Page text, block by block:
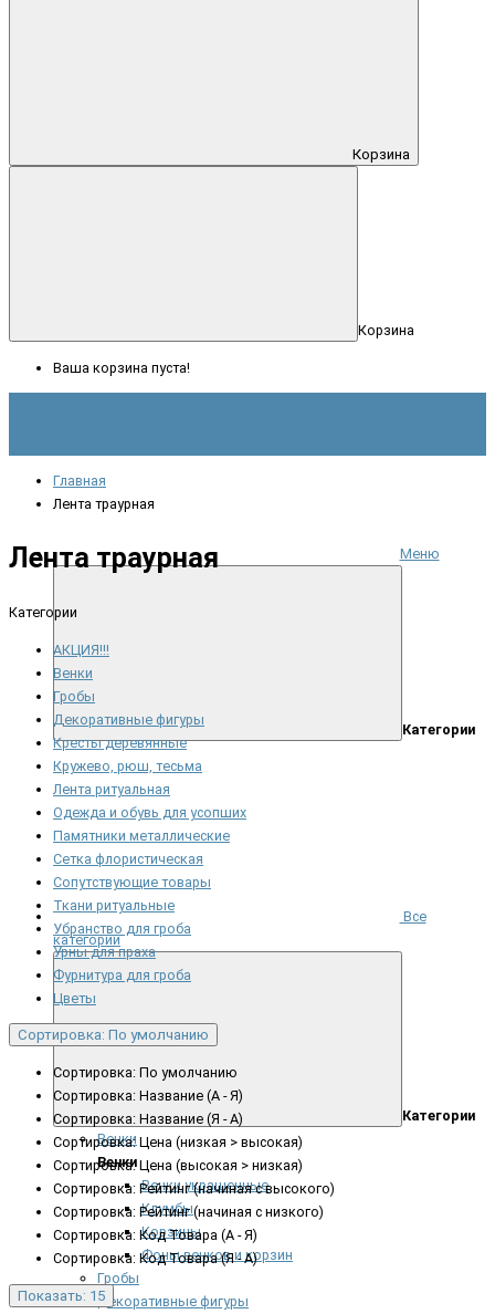
Корзина
Корзина
Ваша корзина пуста!
Меню
Категории
Все
категории
Категории
Венки
Венки
Венки украшенные
Клумбы
Корзины
Фоны венков и корзин
Гробы
Декоративные фигуры
Главная
Лента траурная
Лента траурная
Категории
АКЦИЯ!!!
Венки
Гробы
Декоративные фигуры
Кресты деревянные
Кружево, рюш, тесьма
Лента ритуальная
Одежда и обувь для усопших
Памятники металлические
Сетка флористическая
Сопутствующие товары
Ткани ритуальные
Убранство для гроба
Урны для праха
Фурнитура для гроба
Цветы
Сортировка: По умолчанию
Сортировка: По умолчанию
Сортировка: Название (А - Я)
Сортировка: Название (Я - А)
Сортировка: Цена (низкая > высокая)
Сортировка: Цена (высокая > низкая)
Сортировка: Рейтинг (начиная с высокого)
Сортировка: Рейтинг (начиная с низкого)
Сортировка: Код Товара (А - Я)
Сортировка: Код Товара (Я - А)
Показать: 15